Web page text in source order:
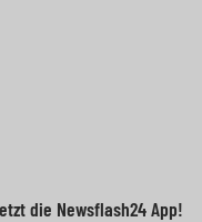
die Newsflash24 App!